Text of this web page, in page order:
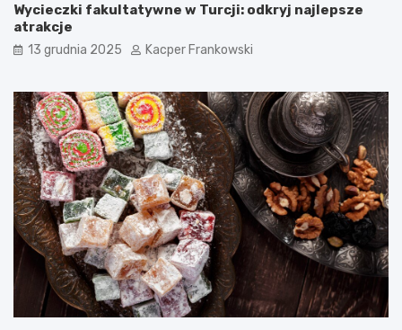
Wycieczki fakultatywne w Turcji: odkryj najlepsze
atrakcje
13 grudnia 2025 Kacper Frankowski